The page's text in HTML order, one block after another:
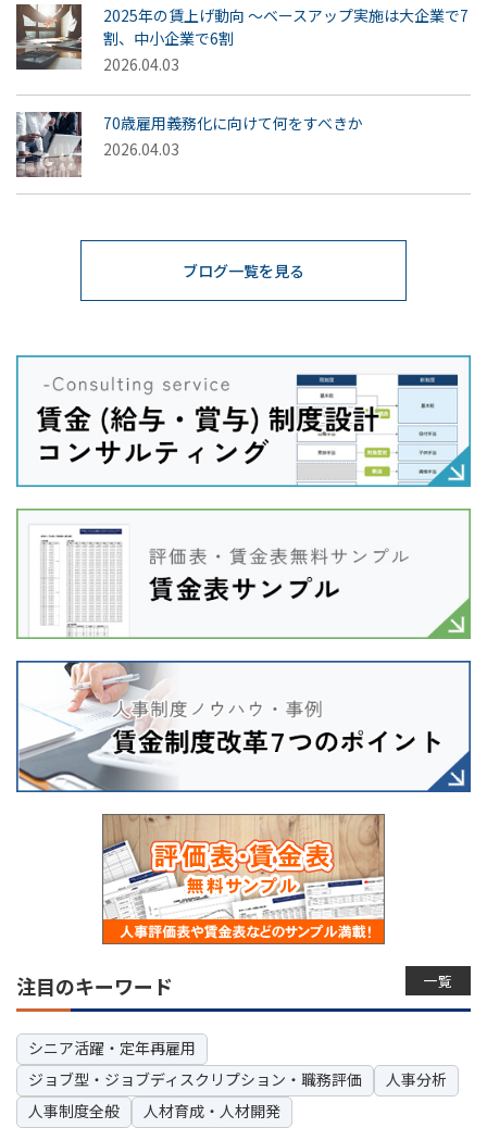
2025年の賃上げ動向 ～ベースアップ実施は大企業で7
割、中小企業で6割
2026.04.03
70歳雇用義務化に向けて何をすべきか
2026.04.03
ブログ一覧を見る
一覧
注目のキーワード
シニア活躍・定年再雇用
ジョブ型・ジョブディスクリプション・職務評価
人事分析
人事制度全般
人材育成・人材開発